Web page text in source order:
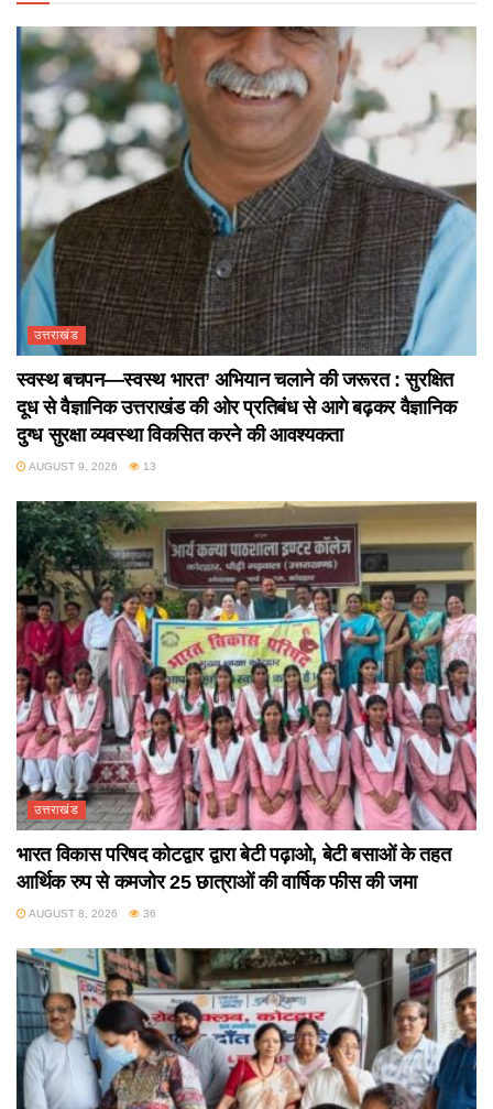
उत्तराखंड
स्वस्थ बचपन—स्वस्थ भारत’ अभियान चलाने की जरूरत : सुरक्षित
दूध से वैज्ञानिक उत्तराखंड की ओर प्रतिबंध से आगे बढ़कर वैज्ञानिक
दुग्ध सुरक्षा व्यवस्था विकसित करने की आवश्यकता
AUGUST 9, 2026 13
उत्तराखंड
भारत विकास परिषद कोटद्वार द्वारा बेटी पढ़ाओ, बेटी बसाओं के तहत
आर्थिक रुप से कमजोर 25 छात्राओं की वार्षिक फीस की जमा
AUGUST 8, 2026 36